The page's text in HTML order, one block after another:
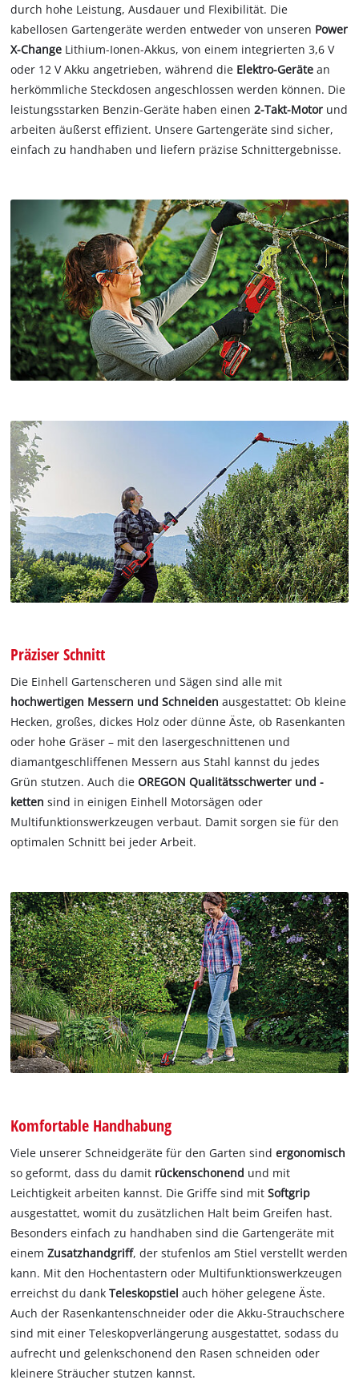
durch hohe Leistung, Ausdauer und Flexibilität. Die
kabellosen Gartengeräte werden entweder von unseren Power
X-Change Lithium-Ionen-Akkus, von einem integrierten 3,6 V
oder 12 V Akku angetrieben, während die Elektro-Geräte an
herkömmliche Steckdosen angeschlossen werden können. Die
leistungsstarken Benzin-Geräte haben einen2-Takt-Motor und
arbeiten äußerst effizient. Unsere Gartengeräte sind sicher,
einfach zu handhaben und liefern präzise Schnittergebnisse.
Präziser Schnitt
Die Einhell Gartenscheren und Sägen sind alle mit
hochwertigen Messern und Schneiden ausgestattet: Ob kleine
Hecken, großes, dickes Holz oder dünne Äste, ob Rasenkanten
oder hohe Gräser – mit den lasergeschnittenen und
diamantgeschliffenen Messern aus Stahl kannst du jedes
Grün stutzen. Auch dieOREGON Qualitätsschwerter und -
ketten sind in einigen Einhell Motorsägen oder
Multifunktionswerkzeugen verbaut. Damit sorgen sie für den
optimalen Schnitt bei jeder Arbeit.
Komfortable Handhabung
Viele unserer Schneidgeräte für den Garten sindergonomisch
so geformt, dass du damit rückenschonend und mit
Leichtigkeit arbeiten kannst. Die Griffe sind mitSoftgrip
ausgestattet, womit du zusätzlichen Halt beim Greifen hast.
Besonders einfach zu handhaben sind die Gartengeräte mit
einemZusatzhandgriff, der stufenlos am Stiel verstellt werden
kann. Mit den Hochentastern oder Multifunktionswerkzeugen
erreichst du dankTeleskopstielauch höher gelegene Äste.
Auch der Rasenkantenschneider oder die Akku-Strauchschere
sind mit einer Teleskopverlängerung ausgestattet, sodass du
aufrecht und gelenkschonend den Rasen schneiden oder
kleinere Sträucher stutzen kannst.